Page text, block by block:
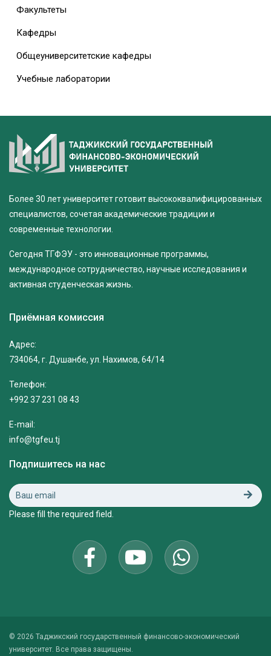
Факультеты
Кафедры
Общеуниверситетские кафедры
Учебные лаборатории
Более 30 лет университет готовит высококвалифицированных
специалистов, сочетая академические традиции и
современные технологии.
Сегодня ТГФЭУ - это инновационные программы,
международное сотрудничество, научные исследования и
активная студенческая жизнь.
Приёмная комиссия
Адрес:
734064, г. Душанбе, ул. Нахимов, 64/14
Телефон:
+992 37 231 08 43
E-mail:
info@tgfeu.tj
Подпишитесь на нас
Please fill the required field.
© 2026 Таджикский государственный финансово-экономический
университет. Все права защищены.